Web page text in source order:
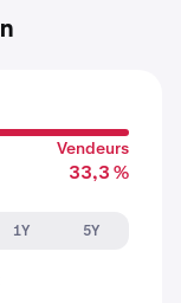
Vendeurs
33,3 %
1Y
5Y